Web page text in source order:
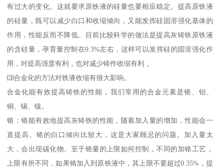
有过大的变化。这就要求原铁液的硅量也要相应稳定。提高原铁液
的硅量，既可以减少白口和收缩倾向，又能发挥硅固溶强化基体的
作用，性能反而不降低。目前比较科学的做法是提高灰铸铁原铁液
的含硅量，孕育量控制在0.3%左右，这样可以发挥硅的固溶强化作
用，对提高强度有利，也对减少铸件收缩有利 。
⑶合金化的方法对铁液收缩有很大影响。
合金化能有效提高铸铁的性能，我们常用的合金元素是铬、钼、
铜、锡、镍。
铬：铬能有效地提高灰铸铁的性能，随着加入量的增加，性能会一
直提高。铬的白口倾向比较大，这是大家顾忌的问题。加入量太
大，会出现碳化物。至于铬量的上限如何控制，不同的加铬工艺，
上限有所不同，如果铬加入到原铁液中，其上限不要超过0.35%，提